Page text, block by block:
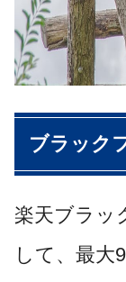
ブラック
楽天ブラッ
して、最大